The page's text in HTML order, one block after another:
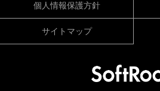
個人情報保護方針
サイトマップ